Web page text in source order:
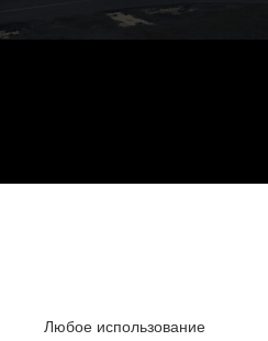
Любое использование